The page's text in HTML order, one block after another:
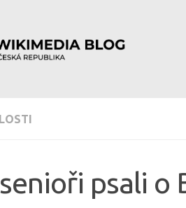
psali o